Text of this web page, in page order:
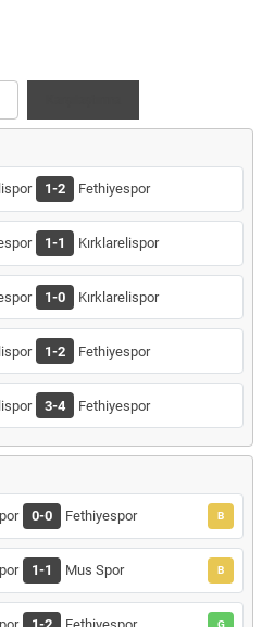
1-2 Fethiyespor
1-1 Kırklarelispor
1-0 Kırklarelispor
1-2 Fethiyespor
3-4 Fethiyespor
0-0 Fethiyespor B
1-1 Mus Spor B